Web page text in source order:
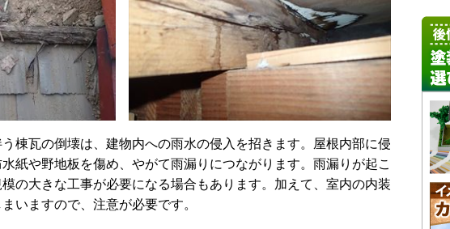
棟瓦の倒壊は、建物内への雨水の侵入を招きます。屋根内部に侵
紙や野地板を傷め、やがて雨漏りにつながります。雨漏りが起こ
の大きな工事が必要になる場合もあります。加えて、室内の内装
いますので、注意が必要です。